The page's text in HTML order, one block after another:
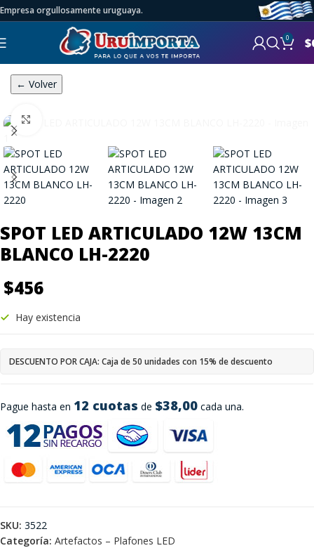
Empresa orgullosamente uruguaya.
0 $
← Volver
SPOT LED ARTICULADO 12W 13CM
BLANCO LH-2220
$456
Pague hasta en 12 cuotas de $38,00 cada una.
Hay existencia
DESCUENTO POR CAJA: Caja de 50 unidades con 15% de descuento
SKU: 3522
Categoría: Artefactos – Plafones LED